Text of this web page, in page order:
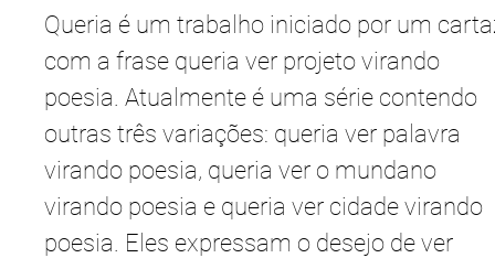
Queria é um trabalho iniciado por um
com a frase queria ver projeto virando
poesia. Atualmente é uma série contendo
outras três variações: queria ver palavra
virando poesia, queria ver o mundano
virando poesia e queria ver cidade virando
poesia. Eles expressam o desejo de ver